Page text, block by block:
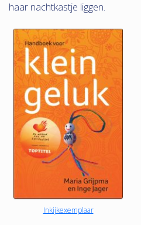
haar nachtkastje liggen.
Inkijkexemplaar